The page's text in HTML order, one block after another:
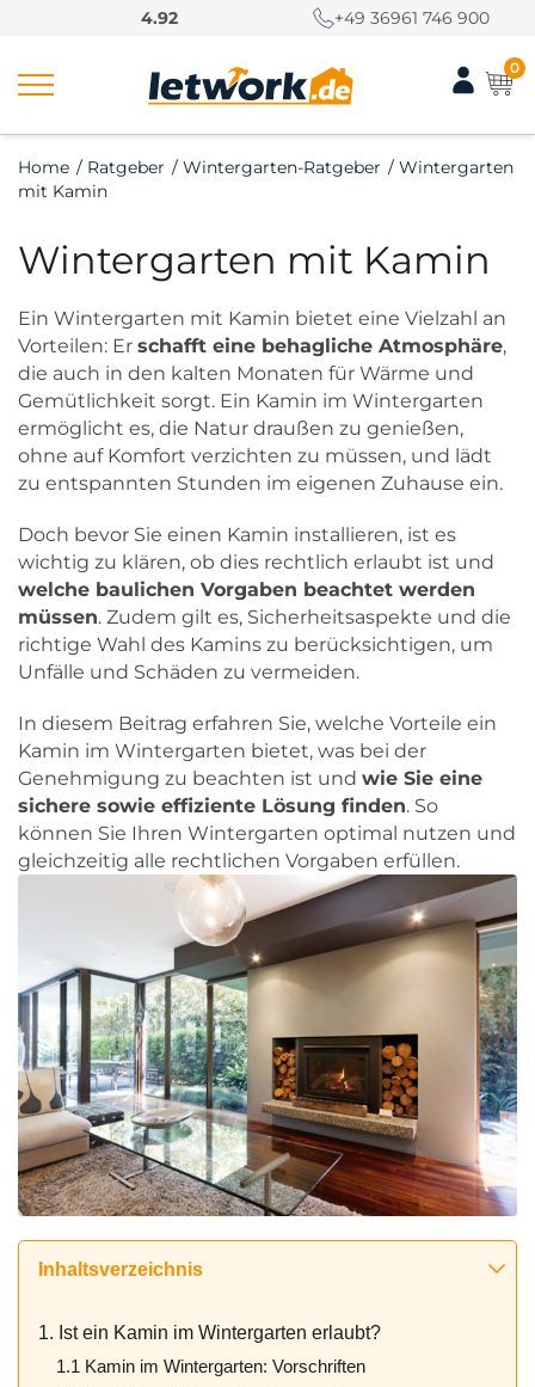
4.92 +49 36961 746 900
0
Home / Ratgeber / Wintergarten-Ratgeber / Wintergarten
mit Kamin
Wintergarten mit Kamin
Ein Wintergarten mit Kamin bietet eine Vielzahl an
Vorteilen: Er schafft eine behagliche Atmosphäre,
die auch in den kalten Monaten für Wärme und
Gemütlichkeit sorgt. Ein Kamin im Wintergarten
ermöglicht es, die Natur draußen zu genießen,
ohne auf Komfort verzichten zu müssen, und lädt
zu entspannten Stunden im eigenen Zuhause ein.
Doch bevor Sie einen Kamin installieren, ist es
wichtig zu klären, ob dies rechtlich erlaubt ist und
welche baulichen Vorgaben beachtet werden
müssen. Zudem gilt es, Sicherheitsaspekte und die
richtige Wahl des Kamins zu berücksichtigen, um
Unfälle und Schäden zu vermeiden.
In diesem Beitrag erfahren Sie, welche Vorteile ein
Kamin im Wintergarten bietet, was bei der
Genehmigung zu beachten ist und wie Sie eine
sichere sowie effiziente Lösung finden. So
können Sie Ihren Wintergarten optimal nutzen und
gleichzeitig alle rechtlichen Vorgaben erfüllen.
Inhaltsverzeichnis
1. Ist ein Kamin im Wintergarten erlaubt?
1.1 Kamin im Wintergarten: Vorschriften